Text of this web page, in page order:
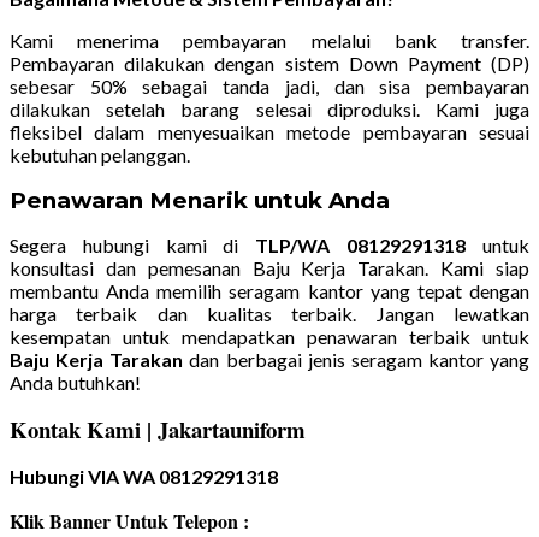
Kami menerima pembayaran melalui bank transfer.
Pembayaran dilakukan dengan sistem Down Payment (DP)
sebesar 50% sebagai tanda jadi, dan sisa pembayaran
dilakukan setelah barang selesai diproduksi. Kami juga
fleksibel dalam menyesuaikan metode pembayaran sesuai
kebutuhan pelanggan.
Penawaran Menarik untuk Anda
Segera hubungi kami di TLP/WA 08129291318 untuk
konsultasi dan pemesanan Baju Kerja Tarakan. Kami siap
membantu Anda memilih seragam kantor yang tepat dengan
harga terbaik dan kualitas terbaik. Jangan lewatkan
kesempatan untuk mendapatkan penawaran terbaik untuk
Baju Kerja Tarakan dan berbagai jenis seragam kantor yang
Anda butuhkan!
Kontak Kami | Jakartauniform
Hubungi VIA WA 08129291318
Klik Banner Untuk Telepon :